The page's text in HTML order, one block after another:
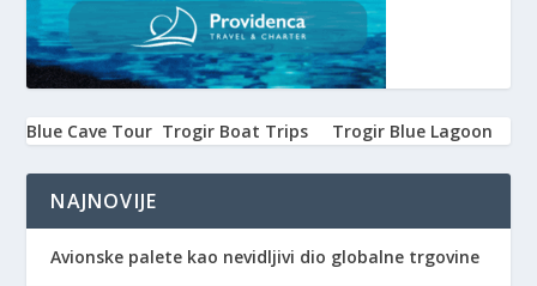
Blue Cave Tour Trogir Boat Trips Trogir Blue Lagoon
NAJNOVIJE
Avionske palete kao nevidljivi dio globalne trgovine